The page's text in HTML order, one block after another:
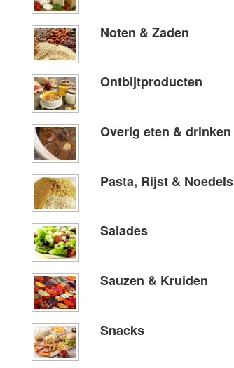
Noten & Zaden
Ontbijtproducten
Overig eten & drinken
Pasta, Rijst & Noedels
Salades
Sauzen & Kruiden
Snacks